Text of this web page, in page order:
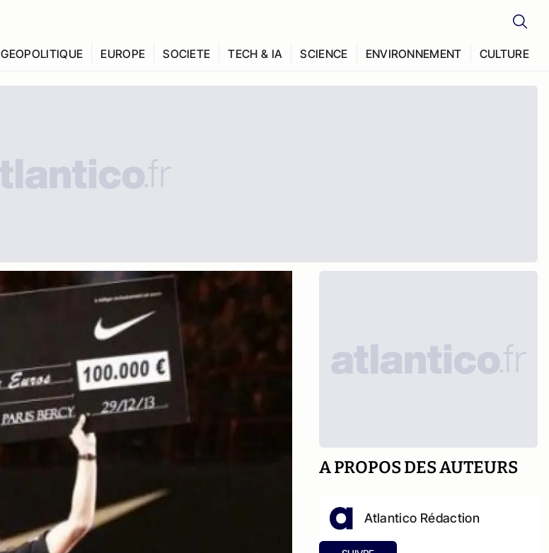
GEOPOLITIQUE EUROPE SOCIETE TECH & IA SCIENCE ENVIRONNEMENT CULTURE
A PROPOS DES AUTEURS
Atlantico Rédaction